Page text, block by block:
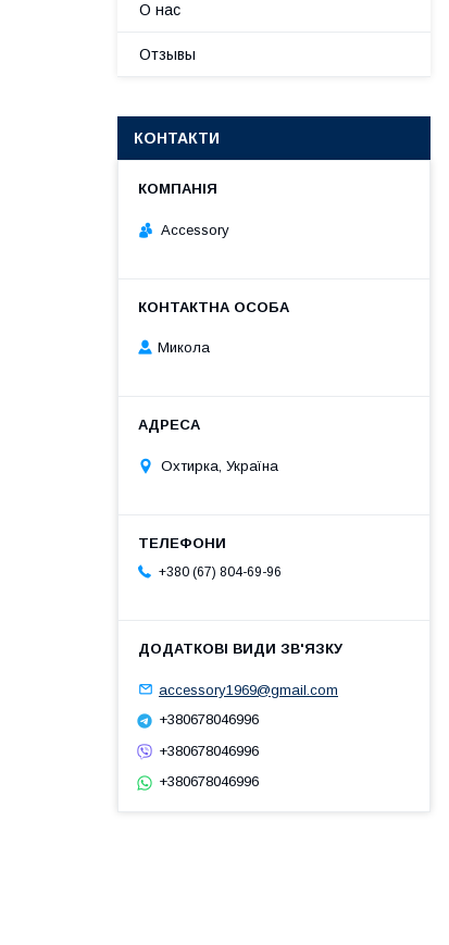
О нас
Отзывы
КОНТАКТИ
Accessory
Микола
Охтирка, Україна
+380 (67) 804-69-96
accessory1969@gmail.com
+380678046996
+380678046996
+380678046996